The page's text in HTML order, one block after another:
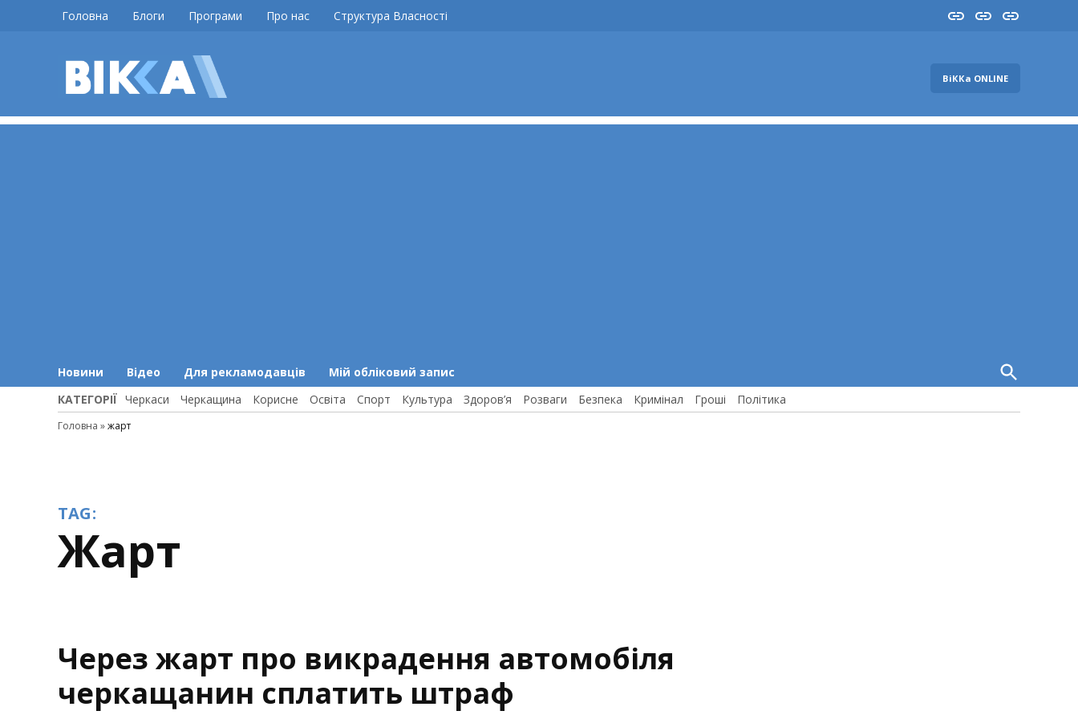
Головна Блоги Програми Про нас Структура Власності InstaYouTube
FB
ВіККа ONLINE
Новини Відео Для рекламодавців Мій обліковий запис
Open
Search
КАТЕГОРІЇ Черкаси Черкащина Корисне Освіта Спорт Культура Здоров’я Розваги Безпека Кримінал Гроші Політика
Головна »жарт
TAG:
жарт
Через жарт про викрадення автомобіля
черкащанин сплатить штраф